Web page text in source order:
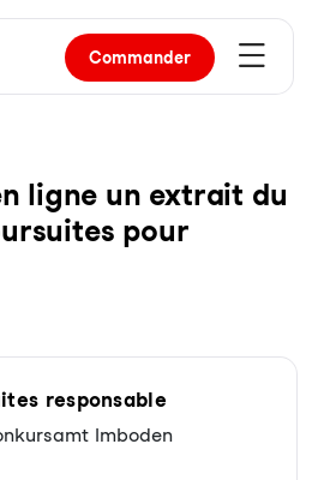
Commander
li­gne un ex­trait du
pour
responsable
Imboden